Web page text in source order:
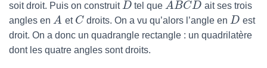
soit droit. Puis on construitD tel que ABCD ait ses trois
angles en A et C droits. On a vu qu’alors l’angle en D est
droit. On a donc un quadrangle rectangle : un quadrilatère
dont les quatre angles sont droits.